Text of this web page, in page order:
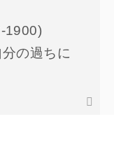
1900)
の過ちに